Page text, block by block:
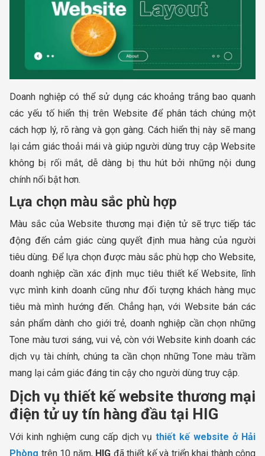
Doanh nghiệp có thể sử dụng các khoảng trắng bao quanh
các yếu tố hiển thị trên Website để phân tách chúng một
cách hợp lý, rõ ràng và gọn gàng. Cách hiển thị này sẽ mang
lại cảm giác thoải mái và giúp người dùng truy cập Website
không bị rối mắt, dễ dàng bị thu hút bởi những nội dung
chính nổi bật hơn.
Lựa chọn màu sắc phù hợp
Màu sắc của Website thương mại điện tử sẽ trực tiếp tác
động đến cảm giác cùng quyết định mua hàng của người
tiêu dùng. Để lựa chọn được màu sắc phù hợp cho Website,
doanh nghiệp cần xác định mục tiêu thiết kế Website, lĩnh
vực mình kinh doanh cũng như đối tượng khách hàng mục
tiêu mà mình hướng đến. Chẳng hạn, với Website bán các
sản phẩm dành cho giới trẻ, doanh nghiệp cần chọn những
Tone màu tươi sáng, vui vẻ, còn với Website kinh doanh các
dịch vụ tài chính, chúng ta cần chọn những Tone màu trầm
mang lại cảm giác đáng tin cậy cho người dùng truy cập.
Dịch vụ thiết kế website thương mại
điện tử uy tín hàng đầu tại HIG
Với kinh nghiệm cung cấp dịch vụthiết kế website ở Hải
Phòng trên 10 năm, HIG đã thiết kế và triển khai thành công